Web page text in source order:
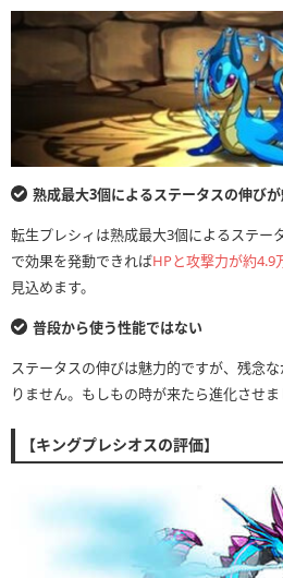
熟成最大3個によるステータスの伸び
転生プレシィは熟成最大3個によるステー
で効果を発動できればHPと攻撃力が約4.9
見込めます。
普段から使う性能ではない
ステータスの伸びは魅力的ですが、残念
りません。もしもの時が来たら進化させま
【キングプレシオスの評価】